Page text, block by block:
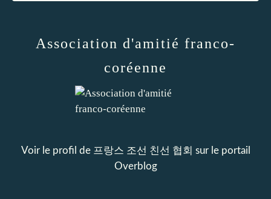
Association d'amitié franco-
coréenne
Voir le profil de 프랑스 조선 친선 협회 sur le portail
Overblog